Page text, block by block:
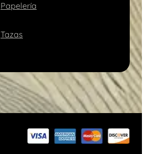
Papelería
Tazas